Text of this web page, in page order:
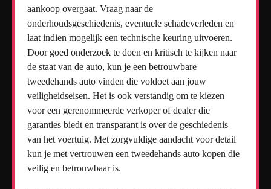
aankoop overgaat. Vraag naar de
onderhoudsgeschiedenis, eventuele schadeverleden en
laat indien mogelijk een technische keuring uitvoeren.
Door goed onderzoek te doen en kritisch te kijken naar
de staat van de auto, kun je een betrouwbare
tweedehands auto vinden die voldoet aan jouw
veiligheidseisen. Het is ook verstandig om te kiezen
voor een gerenommeerde verkoper of dealer die
garanties biedt en transparant is over de geschiedenis
van het voertuig. Met zorgvuldige aandacht voor detail
kun je met vertrouwen een tweedehands auto kopen die
veilig en betrouwbaar is.